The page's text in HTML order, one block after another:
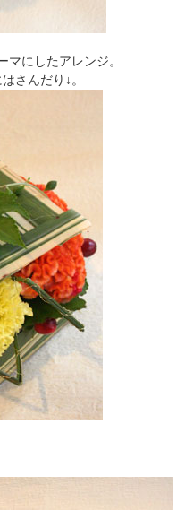
マにしたアレンジ。
さんだり↓。